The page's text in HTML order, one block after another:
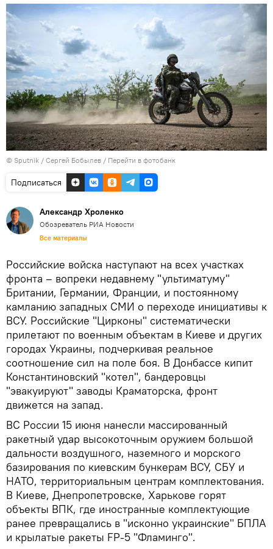
© Sputnik / Сергей Бобылев / Перейти в фотобанк
Подписаться
Александр Хроленко
Обозреватель РИА Новости
Все материалы
Российские войска наступают на всех участках
фронта – вопреки недавнему "ультиматуму"
Британии, Германии, Франции, и постоянному
камланию западных СМИ о переходе инициативы к
ВСУ. Российские "Цирконы" систематически
прилетают по военным объектам в Киеве и других
городах Украины, подчеркивая реальное
соотношение сил на поле боя. В Донбассе кипит
Константиновский "котел", бандеровцы
"эвакуируют" заводы Краматорска, фронт
движется на запад.
ВС России 15 июня нанесли массированный
ракетный удар высокоточным оружием большой
дальности воздушного, наземного и морского
базирования по киевским бункерам ВСУ, СБУ и
НАТО, территориальным центрам комплектования.
В Киеве, Днепропетровске, Харькове горят
объекты ВПК, где иностранные комплектующие
ранее превращались в "исконно украинские" БПЛА
и крылатые ракеты FP-5 "Фламинго".